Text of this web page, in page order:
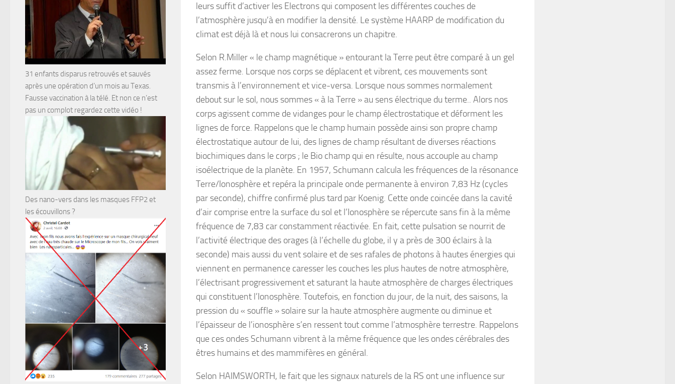
leurs suffit d’activer les Electrons qui composent les différentes couches de
l’atmosphère jusqu’à en modifier la densité. Le système HAARP de modification du
climat est déjà là et nous lui consacrerons un chapitre.
Selon R.Miller « le champ magnétique » entourant la Terre peut être comparé à un gel
assez ferme. Lorsque nos corps se déplacent et vibrent, ces mouvements sont
transmis à l’environnement et vice-versa. Lorsque nous sommes normalement
debout sur le sol, nous sommes « à la Terre » au sens électrique du terme.. Alors nos
corps agissent comme de vidanges pour le champ électrostatique et déforment les
lignes de force. Rappelons que le champ humain possède ainsi son propre champ
électrostatique autour de lui, des lignes de champ résultant de diverses réactions
biochimiques dans le corps ; le Bio champ qui en résulte, nous accouple au champ
isoélectrique de la planète. En 1957, Schumann calcula les fréquences de la résonance
Terre/Ionosphère et repéra la principale onde permanente à environ 7,83 Hz (cycles
par seconde), chiffre confirmé plus tard par Koenig. Cette onde coincée dans la cavité
d’air comprise entre la surface du sol et l’Ionosphère se répercute sans fin à la même
fréquence de 7,83 car constamment réactivée. En fait, cette pulsation se nourrit de
l’activité électrique des orages (à l’échelle du globe, il y a près de 300 éclairs à la
seconde) mais aussi du vent solaire et de ses rafales de photons à hautes énergies qui
viennent en permanence caresser les couches les plus hautes de notre atmosphère,
l’électrisant progressivement et saturant la haute atmosphère de charges électriques
qui constituent l’Ionosphère. Toutefois, en fonction du jour, de la nuit, des saisons, la
pression du « souffle » solaire sur la haute atmosphère augmente ou diminue et
l’épaisseur de l’ionosphère s’en ressent tout comme l’atmosphère terrestre. Rappelons
que ces ondes Schumann vibrent à la même fréquence que les ondes cérébrales des
êtres humains et des mammifères en général.
Selon HAIMSWORTH, le fait que les signaux naturels de la RS ont une influence sur
31 enfants disparus retrouvés et sauvés
après une opération d’un mois au Texas.
Fausse vaccination à la télé. Et non ce n’est
pas un complot regardez cette vidéo !
Des nano-vers dans les masques FFP2 et
les écouvillons ?